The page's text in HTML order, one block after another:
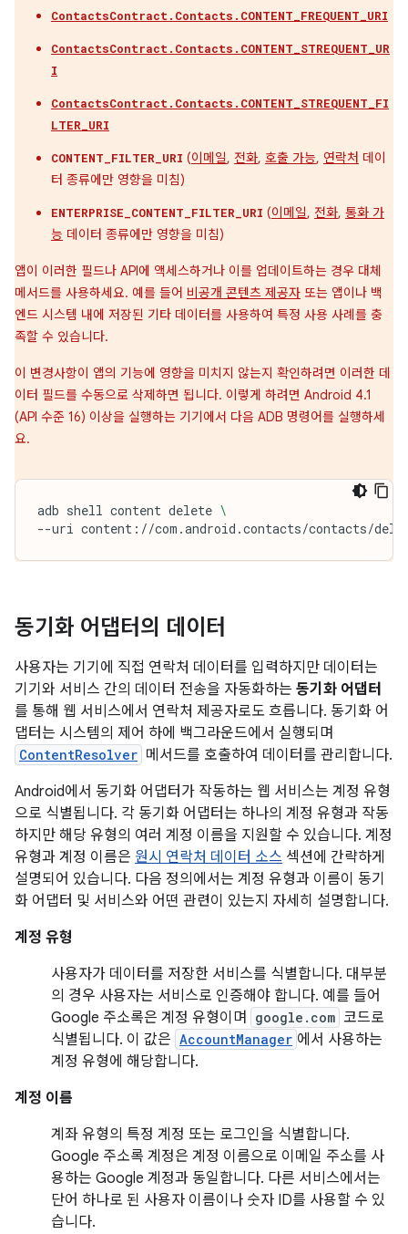
ContactsContract.Contacts.CONTENT_FREQUENT_URI
ContactsContract.Contacts.CONTENT_STREQUENT_UR
I
ContactsContract.Contacts.CONTENT_STREQUENT_FI
LTER_URI
CONTENT_FILTER_URI (이메일, 전화, 호출 가능, 연락처 데이
터 종류에만 영향을 미침)
ENTERPRISE_CONTENT_FILTER_URI (이메일, 전화, 통화 가
능 데이터 종류에만 영향을 미침)
앱이 이러한 필드나 API에 액세스하거나 이를 업데이트하는 경우 대체
메서드를 사용하세요. 예를 들어 비공개 콘텐츠 제공자 또는 앱이나 백
엔드 시스템 내에 저장된 기타 데이터를 사용하여 특정 사용 사례를 충
족할 수 있습니다.
이 변경사항이 앱의 기능에 영향을 미치지 않는지 확인하려면 이러한 데
이터 필드를 수동으로 삭제하면 됩니다. 이렇게 하려면 Android 4.1
(API 수준 16) 이상을 실행하는 기기에서 다음 ADB 명령어를 실행하세
요.
adb shell content delete \
--uri content://com.android.contacts/contacts/
동기화 어댑터의 데이터
사용자는 기기에 직접 연락처 데이터를 입력하지만 데이터는
기기와 서비스 간의 데이터 전송을 자동화하는 동기화 어댑터
를 통해 웹 서비스에서 연락처 제공자로도 흐릅니다. 동기화 어
댑터는 시스템의 제어 하에 백그라운드에서 실행되며
ContentResolver 메서드를 호출하여 데이터를 관리합니다.
Android에서 동기화 어댑터가 작동하는 웹 서비스는 계정 유형
으로 식별됩니다. 각 동기화 어댑터는 하나의 계정 유형과 작동
하지만 해당 유형의 여러 계정 이름을 지원할 수 있습니다. 계정
유형과 계정 이름은 원시 연락처 데이터 소스 섹션에 간략하게
설명되어 있습니다. 다음 정의에서는 계정 유형과 이름이 동기
화 어댑터 및 서비스와 어떤 관련이 있는지 자세히 설명합니다.
계정 유형
사용자가 데이터를 저장한 서비스를 식별합니다. 대부분
의 경우 사용자는 서비스로 인증해야 합니다. 예를 들어
Google 주소록은 계정 유형이며
google.com 코드로
식별됩니다. 이 값은 AccountManager 에서 사용하는
계정 유형에 해당합니다.
계정 이름
계좌 유형의 특정 계정 또는 로그인을 식별합니다.
Google 주소록 계정은 계정 이름으로 이메일 주소를 사
용하는 Google 계정과 동일합니다. 다른 서비스에서는
단어 하나로 된 사용자 이름이나 숫자 ID를 사용할 수 있
습니다.